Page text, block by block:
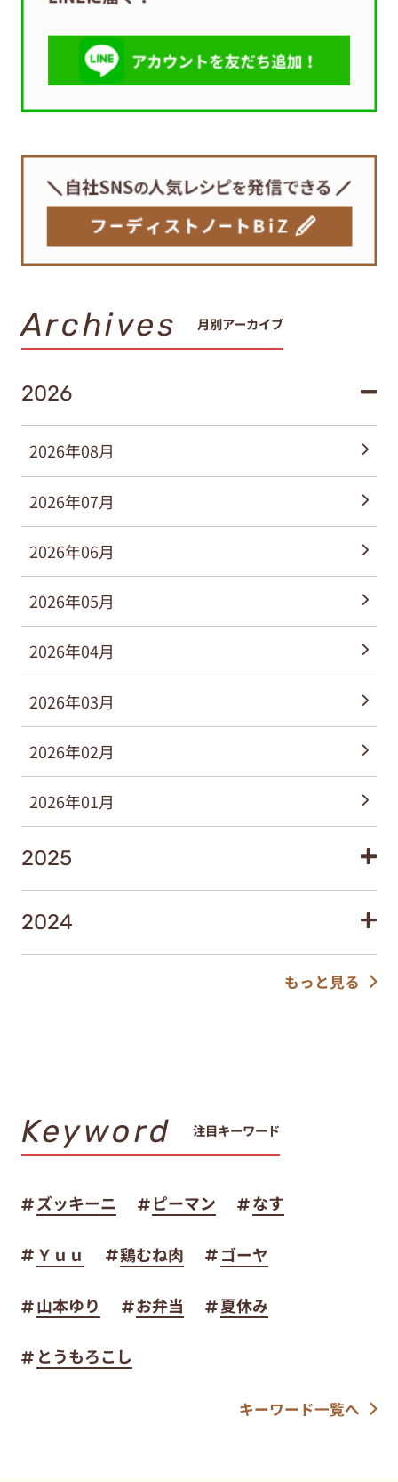
Archives 月別アーカイブ
2026
2026年08月
2026年07月
2026年06月
2026年05月
2026年04月
2026年03月
2026年02月
2026年01月
2025
2024
もっと見る
Keyword 注目キーワード
ズッキーニ ピーマン なす
Ｙｕｕ 鶏むね肉 ゴーヤ
山本ゆり お弁当 夏休み
とうもろこし
キーワード一覧へ